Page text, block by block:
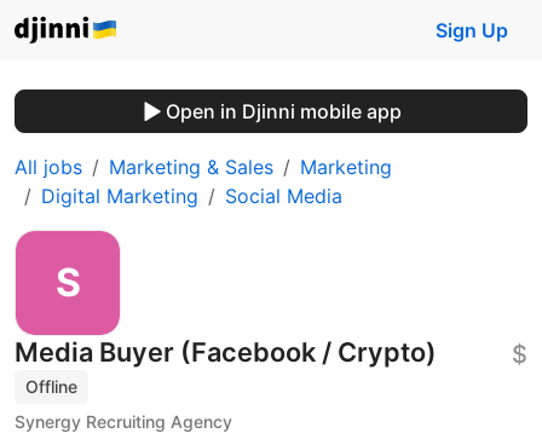
Sign Up
Open in Djinni mobile app
All jobs Marketing & Sales
Marketing
Digital Marketing
Social Media
Media Buyer (Facebook / Crypto)
Offline
Synergy Recruiting Agency
$